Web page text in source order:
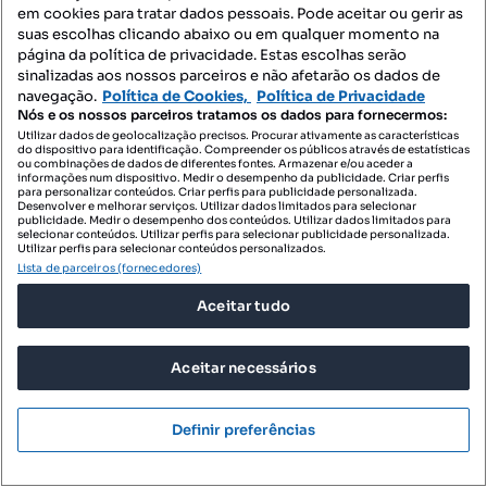
420 000 €3207,33 €/m²
Apartamento T4 Duplex no Entroncamento
Tipologia
T4
Preço por metro quadrado
130.95 m²
Andar 3 andar
Imojoy Real Estate
Profissional
em cookies para tratar dados pessoais. Pode aceitar ou gerir as
suas escolhas clicando abaixo ou em qualquer momento na
página da política de privacidade. Estas escolhas serão
sinalizadas aos nossos parceiros e não afetarão os dados de
navegação. Política de Cookies, Política de Privacidade
Nós e os nossos parceiros tratamos os dados para fornecermos:
Utilizar dados de geolocalização precisos. Procurar ativamente as características
do dispositivo para identificação. Compreender os públicos através de estatísticas
ou combinações de dados de diferentes fontes. Armazenar e/ou aceder a
informações num dispositivo. Medir o desempenho da publicidade. Criar perfis
para personalizar conteúdos. Criar perfis para publicidade personalizada.
Desenvolver e melhorar serviços. Utilizar dados limitados para selecionar
publicidade. Medir o desempenho dos conteúdos. Utilizar dados limitados para
selecionar conteúdos. Utilizar perfis para selecionar publicidade personalizada.
Utilizar perfis para selecionar conteúdos personalizados.
Lista de parceiros (fornecedores)
Aceitar tudo
Aceitar necessários
Definir preferências